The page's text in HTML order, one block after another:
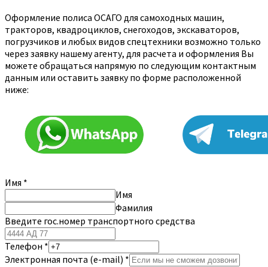
Оформление полиса ОСАГО для самоходных машин,
тракторов, квадроциклов, снегоходов, экскаваторов,
погрузчиков и любых видов спецтехники возможно только
через заявку нашему агенту, для расчета и оформления Вы
можете обращаться напрямую по следующим контактным
данным или оставить заявку по форме расположенной
ниже:
Имя *
Имя
Фамилия
Введите гос.номер транспортного средства
Телефон *
Электронная почта (e-mail) *